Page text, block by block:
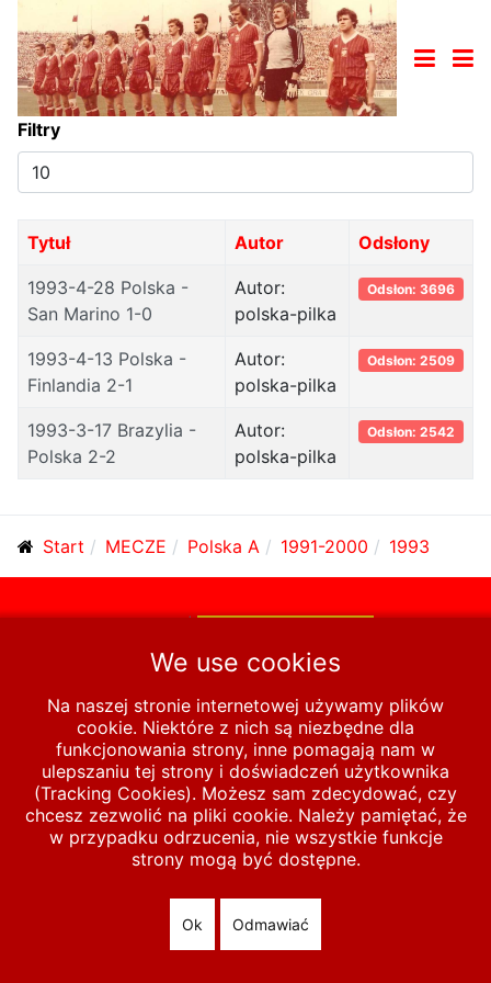
Filtry
Pokaż
#
Tytuł Autor Odsłony
1993-4-28 Polska -
San Marino 1-0
Autor:
polska-pilka
Odsłon: 3696
1993-4-13 Polska -
Finlandia 2-1
Autor:
polska-pilka
Odsłon: 2509
1993-3-17 Brazylia -
Polska 2-2
Autor:
polska-pilka
Odsłon: 2542
Start MECZE Polska A 1991-2000 1993
We use cookies
Na naszej stronie internetowej używamy plików
cookie. Niektóre z nich są niezbędne dla
funkcjonowania strony, inne pomagają nam w
ulepszaniu tej strony i doświadczeń użytkownika
(Tracking Cookies). Możesz sam zdecydować, czy
chcesz zezwolić na pliki cookie. Należy pamiętać, że
w przypadku odrzucenia, nie wszystkie funkcje
strony mogą być dostępne.
Ok Odmawiać